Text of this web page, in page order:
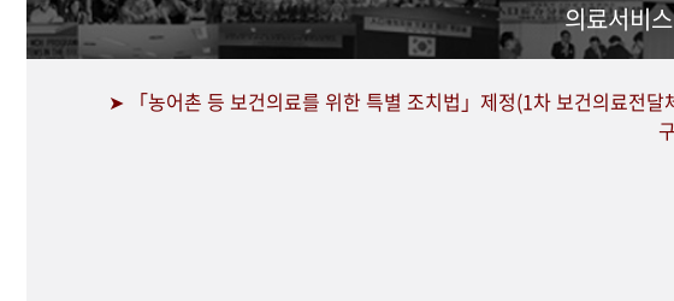
의료서비
➤ 「농어촌 등 보건의료를 위한 특별 조치법」제정(1차 보건의료전달